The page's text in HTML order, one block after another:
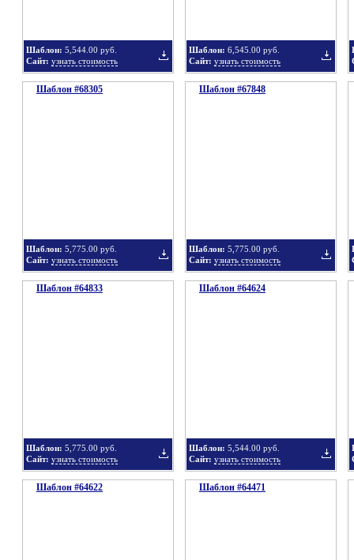
Шаблон: 5,544.00 руб.
Сайт: узнать стоимость
Шаблон: 6,545.00 руб.
Сайт: узнать стоимость
Шаблон #68305
Шаблон: 5,775.00 руб.
Сайт: узнать стоимость
Шаблон #67848
Шаблон: 5,775.00 руб.
Сайт: узнать стоимость
Шаблон #64833
Шаблон: 5,775.00 руб.
Сайт: узнать стоимость
Шаблон #64624
Шаблон: 5,544.00 руб.
Сайт: узнать стоимость
Шаблон #64622 Шаблон #64471